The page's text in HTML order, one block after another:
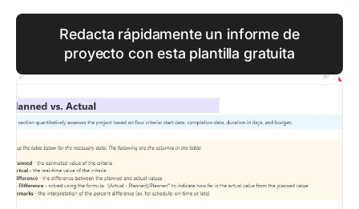
Redacta rápidamente un informe de
proyecto con esta plantilla gratuita